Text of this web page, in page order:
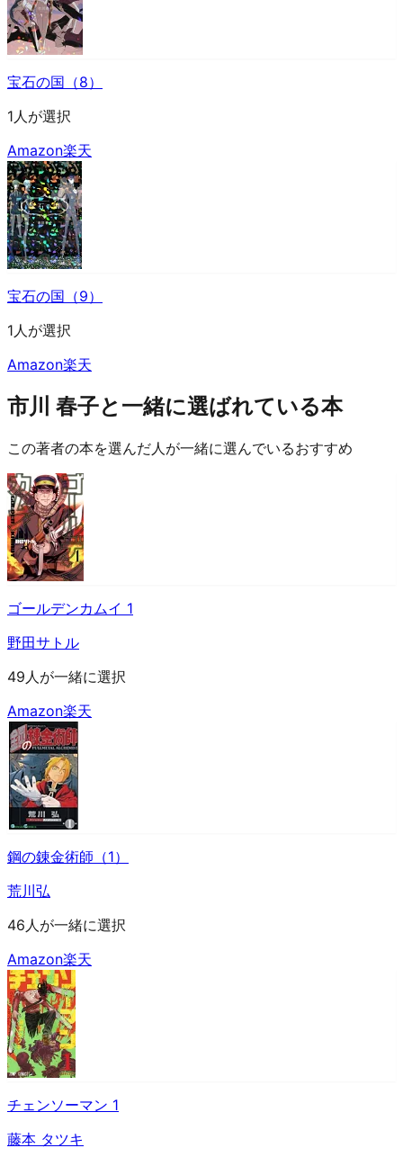
宝石の国（8）
1人が選択
Amazon楽天
宝石の国（9）
1人が選択
Amazon楽天
市川 春子と一緒に選ばれている本
この著者の本を選んだ人が一緒に選んでいるおすすめ
ゴールデンカムイ 1
野田サトル
49人が一緒に選択
Amazon楽天
鋼の錬金術師（1）
荒川弘
46人が一緒に選択
Amazon楽天
チェンソーマン 1
藤本 タツキ